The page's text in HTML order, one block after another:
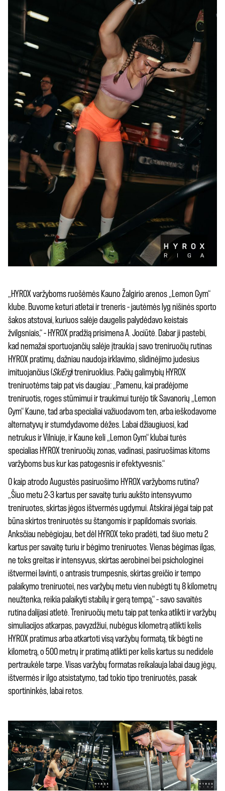
„HYROX varžyboms ruošėmės Kauno Žalgirio arenos „Lemon Gym“
klube. Buvome keturi atletai ir treneris – jautėmės lyg nišinės sporto
šakos atstovai, kuriuos salėje daugelis palydėdavo keistais
žvilgsniais,“ – HYROX pradžią prisimena A. Jociūtė. Dabar ji pastebi,
kad nemažai sportuojančių salėje įtraukia į savo treniruočių rutinas
HYROX pratimų, dažniau naudoja irklavimo, slidinėjimo judesius
imituojančius (SkiErg) treniruoklius. Pačių galimybių HYROX
treniruotėms taip pat vis daugiau: „Pamenu, kai pradėjome
treniruotis, roges stūmimui ir traukimui turėjo tik Savanorių „Lemon
Gym“ Kaune, tad arba specialiai važiuodavom ten, arba ieškodavome
alternatyvų ir stumdydavome dėžes. Labai džiaugiuosi, kad
netrukus ir Vilniuje, ir Kaune keli „Lemon Gym“ klubai turės
specialias HYROX treniruočių zonas, vadinasi, pasiruošimas kitoms
varžyboms bus kur kas patogesnis ir efektyvesnis.“
O kaip atrodo Augustės pasiruošimo HYROX varžyboms rutina?
„Šiuo metu 2-3 kartus per savaitę turiu aukšto intensyvumo
treniruotes, skirtas jėgos ištvermės ugdymui. Atskirai jėgai taip pat
būna skirtos treniruotės su štangomis ir papildomais svoriais.
Anksčiau nebėgiojau, bet dėl HYROX teko pradėti, tad šiuo metu 2
kartus per savaitę turiu ir bėgimo treniruotes. Vienas bėgimas ilgas,
ne toks greitas ir intensyvus, skirtas aerobinei bei psichologinei
ištvermei lavinti, o antrasis trumpesnis, skirtas greičio ir tempo
palaikymo treniruotei, nes varžybų metu vien nubėgti tų 8 kilometrų
neužtenka, reikia palaikyti stabilų ir gerą tempą,“ – savo savaitės
rutina dalijasi atletė. Treniruočių metu taip pat tenka atlikti ir varžybų
simuliacijos atkarpas, pavyzdžiui, nubėgus kilometrą atlikti kelis
HYROX pratimus arba atkartoti visą varžybų formatą, tik bėgti ne
kilometrą, o 500 metrų ir pratimą atlikti per kelis kartus su nedidele
pertraukėle tarpe. Visas varžybų formatas reikalauja labai daug jėgų,
ištvermės ir ilgo atsistatymo, tad tokio tipo treniruotės, pasak
sportininkės, labai retos.